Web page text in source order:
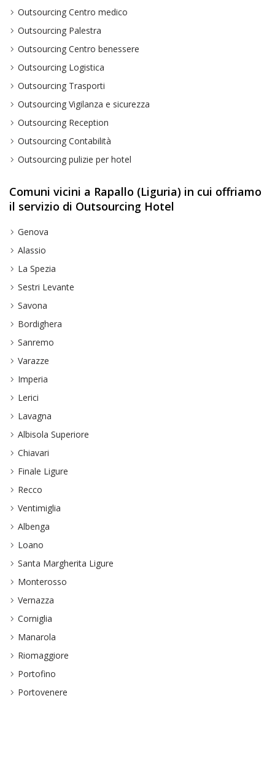
Outsourcing Centro medico
Outsourcing Palestra
Outsourcing Centro benessere
Outsourcing Logistica
Outsourcing Trasporti
Outsourcing Vigilanza e sicurezza
Outsourcing Reception
Outsourcing Contabilità
Outsourcing pulizie per hotel
Comuni vicini a Rapallo (Liguria) in cui offriamo
il servizio di Outsourcing Hotel
Genova
Alassio
La Spezia
Sestri Levante
Savona
Bordighera
Sanremo
Varazze
Imperia
Lerici
Lavagna
Albisola Superiore
Chiavari
Finale Ligure
Recco
Ventimiglia
Albenga
Loano
Santa Margherita Ligure
Monterosso
Vernazza
Corniglia
Manarola
Riomaggiore
Portofino
Portovenere